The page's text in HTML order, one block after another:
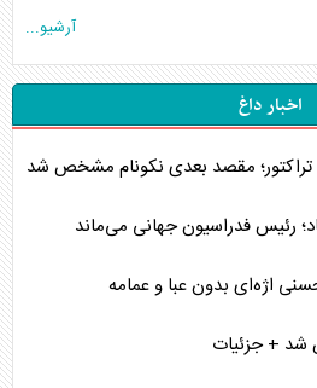
آرشیو...
اخبار داغ
تراکتور؛ مقصد بعدی نکونام مشخص شد
رئیس فدراسیون جهانی می‌ماند
اژه‌ای بدون عبا و عمامه
شد + جزئیات